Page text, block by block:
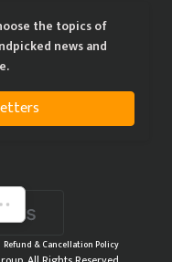
the topics of
news and
Refund & Cancellation Policy